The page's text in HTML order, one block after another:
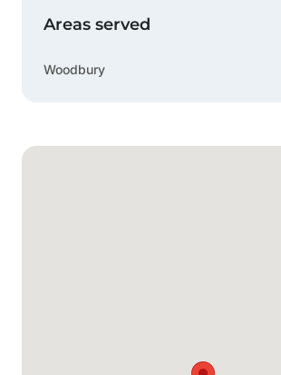
Mapa de Google
Areas served
Woodbury